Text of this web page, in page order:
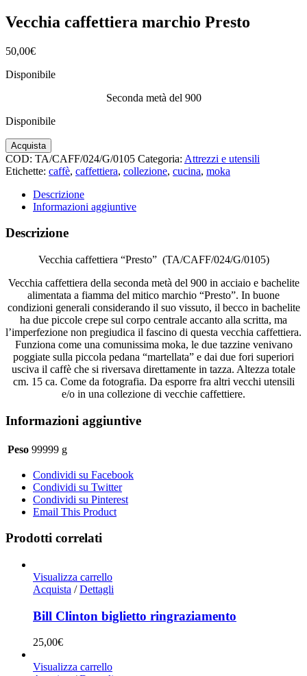
Vecchia caffettiera marchio Presto
50,00€
Disponibile
Seconda metà del 900
Disponibile
Vecchia
caffettiera
marchio
quantità
Acquista
COD: TA/CAFF/024/G/0105 Categoria: Attrezzi e utensili
Etichette: caffè, caffettiera, collezione, cucina, moka
Descrizione
Informazioni aggiuntive
Descrizione
Vecchia caffettiera “Presto” (TA/CAFF/024/G/0105)
Vecchia caffettiera della seconda metà del 900 in acciaio e bachelite
alimentata a fiamma del mitico marchio “Presto”. In buone
condizioni generali considerando il suo vissuto, il becco in bachelite
ha due piccole crepe sul corpo centrale accanto alla scritta, ma
l’imperfezione non pregiudica il fascino di questa vecchia caffettiera.
Funziona come una comunissima moka, le due tazzine venivano
poggiate sulla piccola pedana “martellata” e dai due fori superiori
usciva il caffè che si riversava direttamente in tazza. Altezza totale
cm. 15 ca. Come da fotografia. Da esporre fra altri vecchi utensili
e/o in una collezione di vecchie caffettiere.
Informazioni aggiuntive
Peso 99999 g
Condividi su Facebook
Condividi su Twitter
Condividi su Pinterest
Email This Product
Prodotti correlati
Visualizza carrello
Acquista / Dettagli
Bill Clinton biglietto ringraziamento
25,00€
Visualizza carrello